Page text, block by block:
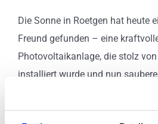
Die Sonne in Roetgen hat heute
Freund gefunden – eine
Photovoltaikanlage, die stolz
installiert wurde und nun
für unser geschätztes
Dieses Projekt ist ein weiterer